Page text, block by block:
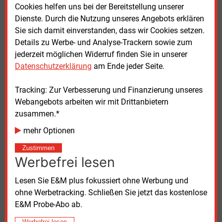
Cookies helfen uns bei der Bereitstellung unserer
Dienste. Durch die Nutzung unseres Angebots erklären
Sie sich damit einverstanden, dass wir Cookies setzen.
Details zu Werbe- und Analyse-Trackern sowie zum
jederzeit möglichen Widerruf finden Sie in unserer
Datenschutzerklärung am Ende jeder Seite.
Tracking: Zur Verbesserung und Finanzierung unseres
Webangebots arbeiten wir mit Drittanbietern
zusammen.*
mehr Optionen
Zustimmen
Werbefrei lesen
Lesen Sie E&M plus fokussiert ohne Werbung und
ohne Werbetracking. Schließen Sie jetzt das kostenlose
E&M Probe-Abo ab.
Das Stalu selbst hatte gegenüber unserer Redaktion
nach dem Februar-Urteil erklärt, dass auch die
Projektierer durch unvollständige Unterlagen in
komplexen Verfahren für Zeitverzögerung sorgen
würden. Diese Auffassung drang auch diesmal
offenbar nicht durch, was sich auch an der Verteilung
Verfahren zahlt die Behörde 80 Prozent, in den beiden
anderen sogar 90 Prozent der angefallenen
Aufwendungen.
Ob die Einigung Bestand hat, wird sich binnen der
nächsten 14 Tage klären. Denn das Stalu hat sie zu
„Widerrufseinigungen“ deklariert. Das Amt will in
und „Entscheidungsträgern“ klären, ob der
ausgehandelte Kompromiss umsetzungsfähig ist.
Bleibt es dabei, muss das Stalu den
Genehmigungsantrag positiv bescheiden oder